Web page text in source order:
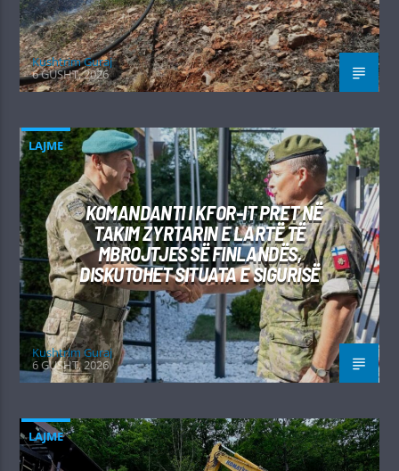
Kushtrim Guraj
6 GUSHT, 2026
LAJME
KOMANDANTI I KFOR-IT PRET NË
TAKIM ZYRTARIN E LARTË TË
MBROJTJES SË FINLANDËS,
DISKUTOHET SITUATA E SIGURISË
Kushtrim Guraj
6 GUSHT, 2026
LAJME